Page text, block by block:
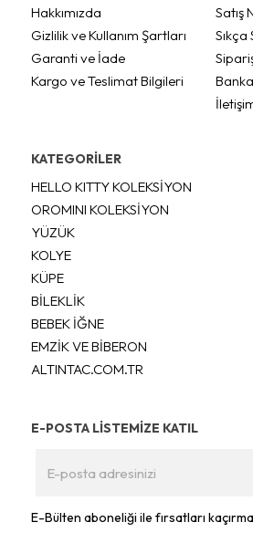
Hakkımızda
Gizlilik ve Kullanım Şartları
Garanti ve İade
Kargo ve Teslimat Bilgileri
Satış
KATEGORİLER
HELLO KITTY KOLEKSİYON
OROMINI KOLEKSİYON
YÜZÜK
KOLYE
KÜPE
BİLEKLİK
BEBEK İĞNE
EMZİK VE BİBERON
ALTINTAC.COM.TR
E-POSTA LİSTEMİZE KATIL
E-Bülten aboneliği ile fırsatları